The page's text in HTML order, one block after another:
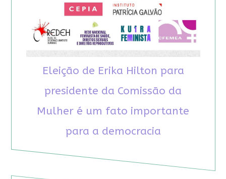
Eleição de Erika Hilton para
presidente da Comissão da
Mulher é um fato importante
para a democracia